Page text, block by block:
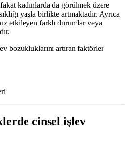
kadınlarda da görülmek üzere
yaşla birlikte artmaktadır. Ayrıca
etkileyen farklı durumlar veya
bozukluklarını artıran faktörler
cinsel işlev